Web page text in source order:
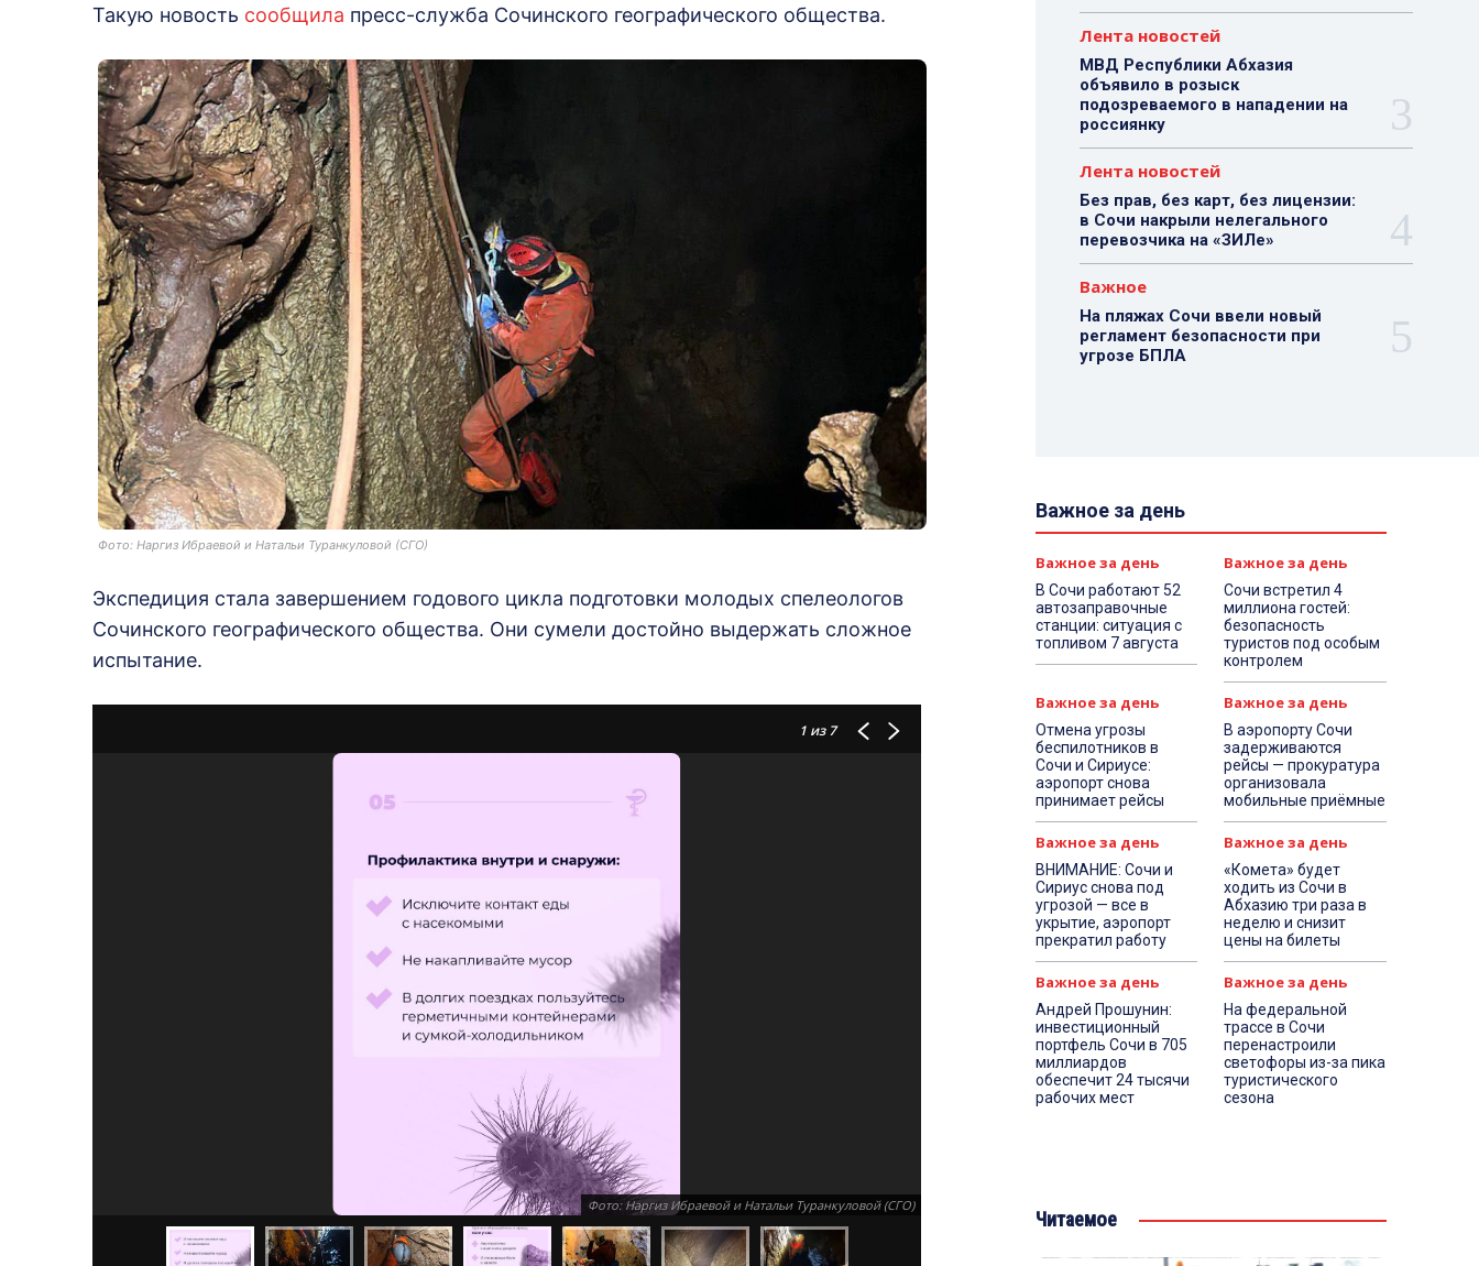
Такую новость сообщила пресс-служба Сочинского географического общества.
Фото: Наргиз Ибраевой и Натальи Туранкуловой (СГО)
Экспедиция стала завершением годового цикла подготовки молодых спелеологов
Сочинского географического общества. Они сумели достойно выдержать сложное
испытание.
1из 7
Фото: Наргиз Ибраевой и Натальи Туранкуловой (СГО)
Лента новостей
МВД Республики Абхазия
объявило в розыск
подозреваемого в нападении на
россиянку
Лента новостей
Без прав, без карт, без лицензии:
в Сочи накрыли нелегального
перевозчика на «ЗИЛе»
Важное
На пляжах Сочи ввели новый
регламент безопасности при
угрозе БПЛА
Важное за день
Важное за день
В Сочи работают 52
автозаправочные
станции: ситуация с
топливом 7 августа
Важное за день
Сочи встретил 4
миллиона гостей:
безопасность
туристов под особым
контролем
Важное за день
Отмена угрозы
беспилотников в
Сочи и Сириусе:
аэропорт снова
принимает рейсы
Важное за день
В аэропорту Сочи
задерживаются
рейсы — прокуратура
организовала
мобильные приёмные
Важное за день
ВНИМАНИЕ: Сочи и
Сириус снова под
угрозой — все в
укрытие, аэропорт
прекратил работу
Важное за день
«Комета» будет
ходить из Сочи в
Абхазию три раза в
неделю и снизит
цены на билеты
Важное за день
Андрей Прошунин:
инвестиционный
портфель Сочи в 705
миллиардов
обеспечит 24 тысячи
рабочих мест
Важное за день
На федеральной
трассе в Сочи
перенастроили
светофоры из-за пика
туристического
сезона
Читаемое